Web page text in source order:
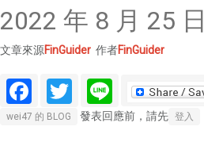
2022 年 8 月 25 日
文章來源FinGuider 作者FinGuider
Facebook
Twitter
Line
wei47 的 BLOG 發表回應前，請先 登入